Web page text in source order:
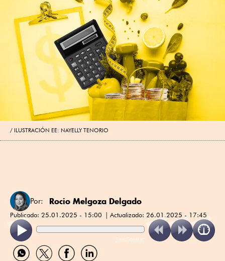
ILUSTRACIÓN EE: NAYELLY TENORIO
Por: Rocio Melgoza Delgado
Publicado: 25.01.2025 - 15:00 Actualizado: 26.01.2025 - 17:45
ReadSpeaker
Compartir
por
Compartir
por
Compartir
por
Compartir
por